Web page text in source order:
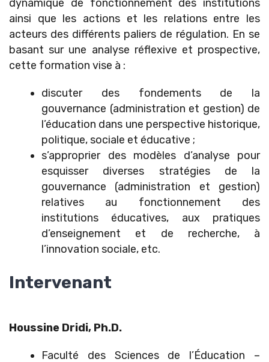
dynamique de fonctionnement des institutions
ainsi que les actions et les relations entre les
acteurs des différents paliers de régulation. En se
basant sur une analyse réflexive et prospective,
cette formation vise à :
discuter des fondements de la
gouvernance (administration et gestion) de
l’éducation dans une perspective historique,
politique, sociale et éducative ;
s’approprier des modèles d’analyse pour
esquisser diverses stratégies de la
gouvernance (administration et gestion)
relatives au fonctionnement des
institutions éducatives, aux pratiques
d’enseignement et de recherche, à
l’innovation sociale, etc.
Intervenant
Houssine Dridi, Ph.D.
Faculté des Sciences de l’Éducation –